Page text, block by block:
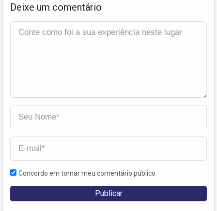
Deixe um comentário
Concordo em tornar meu comentário público